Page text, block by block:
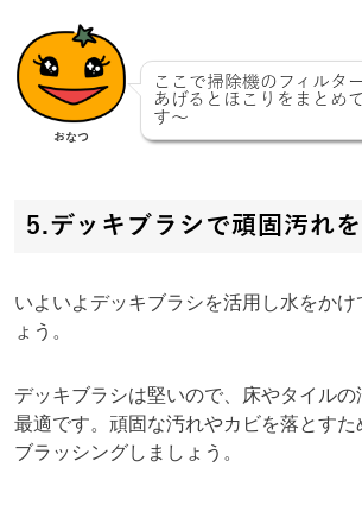
おなつ
ここで掃除機のフィルタ
あげるとほこりをまとめ
す〜
5.デッキブラシで頑固汚れ
いよいよデッキブラシを活用し水をかけ
ょう。
デッキブラシは堅いので、床やタイルの
最適です。頑固な汚れやカビを落とすた
ブラッシングしましょう。